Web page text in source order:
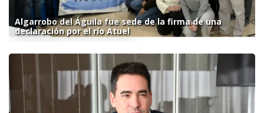
Algarrobo del Águila fue sede de la firma de una
declaración por el río Atuel